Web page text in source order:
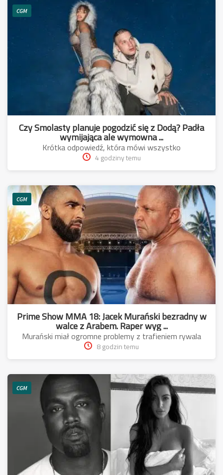
CGM
Czy Smolasty planuje pogodzić się z Dodą? Padła
wymijająca ale wymowna ...
Krótka odpowiedź, która mówi wszystko
4 godziny temu
CGM
Prime Show MMA 18: Jacek Murański bezradny w
walce z Arabem. Raper wyg ...
Murański miał ogromne problemy z trafieniem rywala
8 godzin temu
CGM